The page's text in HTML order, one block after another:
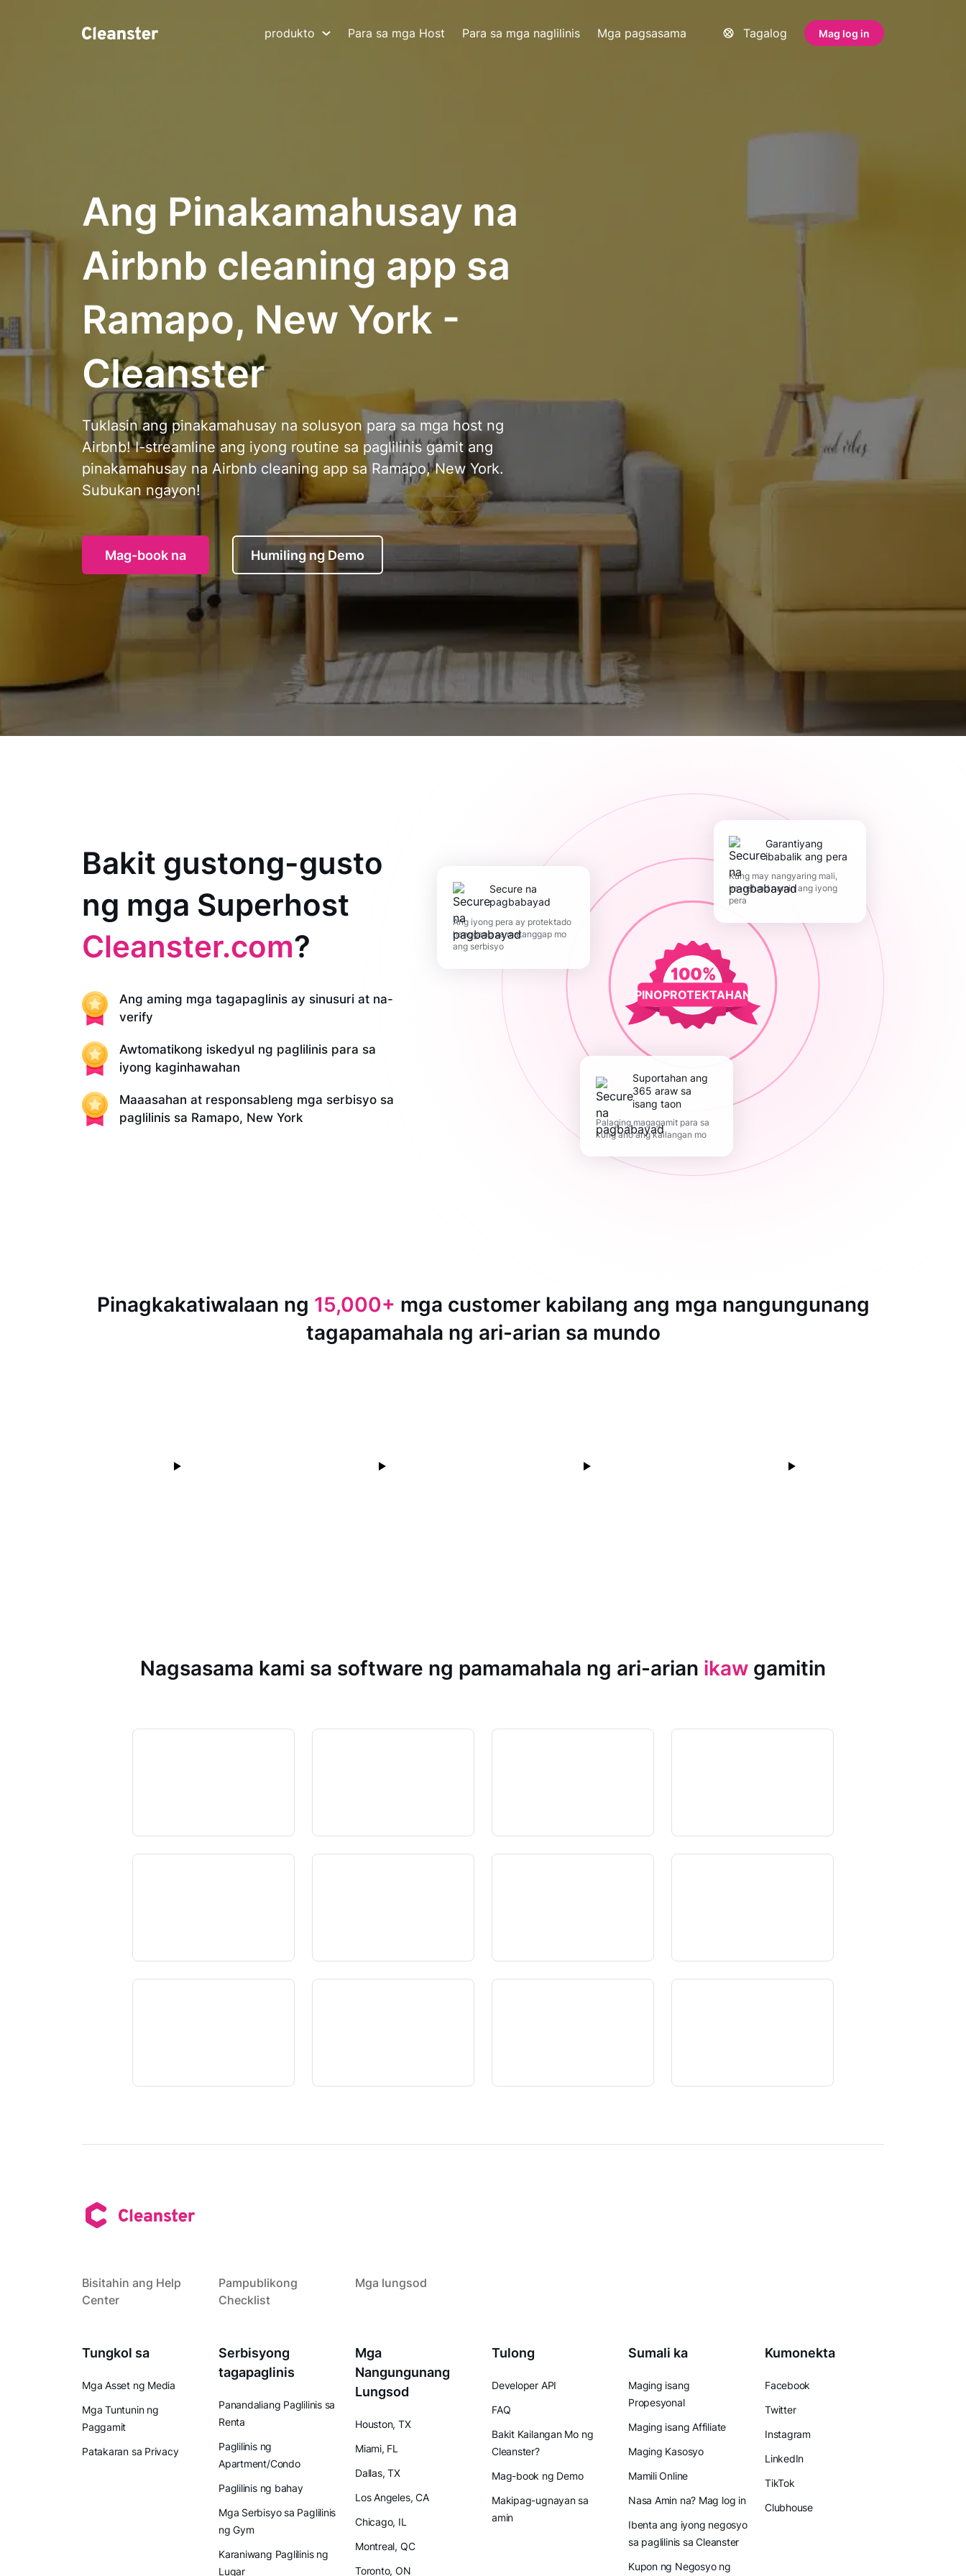
produkto Para sa mga Host Para sa mga naglilinis Mga pagsasama Tagalog Mag log in
Ang Pinakamahusay na
Airbnb cleaning app sa
Ramapo, New York -
Cleanster
Tuklasin ang pinakamahusay na solusyon para sa mga host ng
Airbnb! I-streamline ang iyong routine sa paglilinis gamit ang
pinakamahusay na Airbnb cleaning app sa Ramapo, New York.
Subukan ngayon!
Mag-book na Humiling ng Demo
Bakit gustong-gusto
ng mga Superhost
Cleanster.com?
Ang aming mga tagapaglinis ay sinusuri at na-
verify
Awtomatikong iskedyul ng paglilinis para sa
iyong kaginhawahan
Maaasahan at responsableng mga serbisyo sa
paglilinis sa Ramapo, New York
PINOPROTEKTAHAN
Secure na
pagbabayad
Ang iyong pera ay protektado
hanggang sa matanggap mo
ang serbisyo
Garantiyang
ibabalik ang pera
Kung may nangyaring mali,
ire-refund namin ang iyong
pera
Suportahan ang
365 araw sa
isang taon
Palaging magagamit para sa
kung ano ang kailangan mo
Pinagkakatiwalaan ng 15,000+ mga customer kabilang ang mga nangungunang
tagapamahala ng ari-arian sa mundo
Nagsasama kami sa software ng pamamahala ng ari-arian ikaw gamitin
Bisitahin ang Help
Center
Pampublikong
Checklist
Mga lungsod
Tungkol sa
Mga Asset ng Media
Mga Tuntunin ng
Paggamit
Patakaran sa Privacy
Serbisyong
tagapaglinis
Panandaliang Paglilinis sa
Renta
Paglilinis ng
Apartment/Condo
Paglilinis ng bahay
Mga Serbisyo sa Paglilinis
ng Gym
Karaniwang Paglilinis ng
Lugar
Mga
Nangungunang
Lungsod
Houston, TX
Miami, FL
Dallas, TX
Los Angeles, CA
Chicago, IL
Montreal, QC
Toronto, ON
Tulong
Developer API
FAQ
Bakit Kailangan Mo ng
Cleanster?
Mag-book ng Demo
Makipag-ugnayan sa
amin
Sumali ka
Maging isang
Propesyonal
Maging isang Affiliate
Maging Kasosyo
Mamili Online
Nasa Amin na? Mag log in
Ibenta ang iyong negosyo
sa paglilinis sa Cleanster
Kupon ng Negosyo ng
Kumonekta
Facebook
Twitter
Instagram
LinkedIn
TikTok
Clubhouse